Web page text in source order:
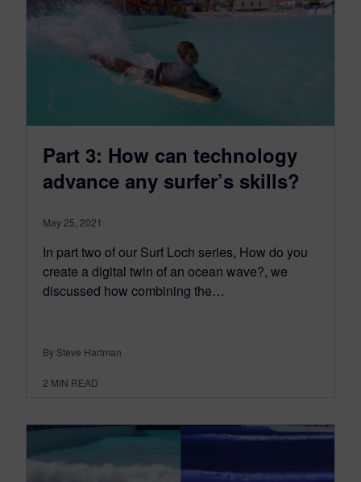
Part 3: How can technology
advance any surfer’s skills?
May 25, 2021
In part two of our Surf Loch series, How do you
create a digital twin of an ocean wave?, we
discussed how combining the…
By Steve Hartman
2 MIN READ